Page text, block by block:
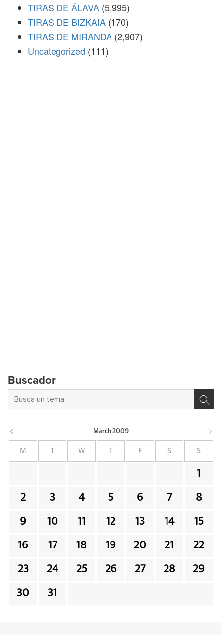
TIRAS DE ÁLAVA (5,995)
TIRAS DE BIZKAIA (170)
TIRAS DE MIRANDA (2,907)
Uncategorized (111)
Buscador
March 2009
M W F S S
1
2 3 4 5 6 7 8
9 10 11 12 13 14 15
16 17 18 19 20 21 22
23 24 25 26 27 28 29
30 31